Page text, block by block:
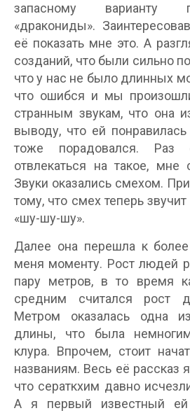
запасному варианту
«дракониды».
её показать мне это. А
созданий, что были сильно
что у нас не было длинных
что ошибся и мы
странным звукам, что она
выводу, что ей
тоже порадовался. Раз
отвлекаться на такое, мне
Звуки оказались смехом.
тому, что смех теперь звучит
«шу-шу-шу».
Далее она перешла к
меня моменту. Рост людей
пару метров, в то время
средним считался рост
Метром оказалась одна
длины, что была
клура. Впрочем, стоит
названиям. Весь её рассказ
что сераткхим давно
А я первый известный